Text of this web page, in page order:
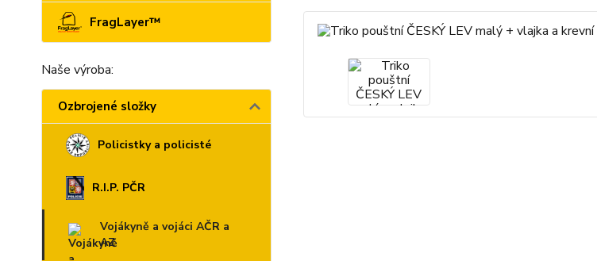
FragLayer™
Naše výroba:
Ozbrojené složky
Policistky a policisté
R.I.P. PČR
Vojákyně a vojáci AČR a
AZ